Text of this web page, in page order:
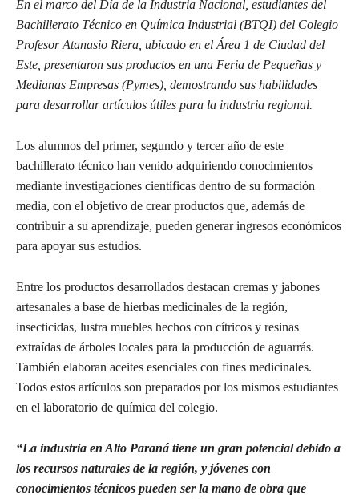
En el marco del Día de la Industria Nacional, estudiantes del
Bachillerato Técnico en Química Industrial (BTQI) del Colegio
Profesor Atanasio Riera, ubicado en el Área 1 de Ciudad del
Este, presentaron sus productos en una Feria de Pequeñas y
Medianas Empresas (Pymes), demostrando sus habilidades
para desarrollar artículos útiles para la industria regional.
Los alumnos del primer, segundo y tercer año de este
bachillerato técnico han venido adquiriendo conocimientos
mediante investigaciones científicas dentro de su formación
media, con el objetivo de crear productos que, además de
contribuir a su aprendizaje, pueden generar ingresos económicos
para apoyar sus estudios.
Entre los productos desarrollados destacan cremas y jabones
artesanales a base de hierbas medicinales de la región,
insecticidas, lustra muebles hechos con cítricos y resinas
extraídas de árboles locales para la producción de aguarrás.
También elaboran aceites esenciales con fines medicinales.
Todos estos artículos son preparados por los mismos estudiantes
en el laboratorio de química del colegio.
“La industria en Alto Paraná tiene un gran potencial debido a
los recursos naturales de la región, y jóvenes con
conocimientos técnicos pueden ser la mano de obra que